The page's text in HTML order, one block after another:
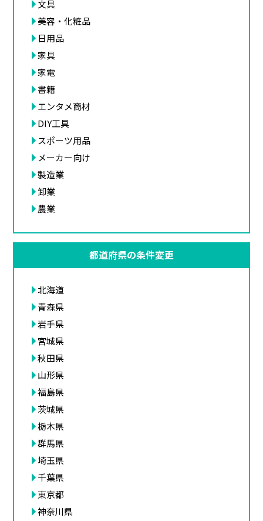
文具
美容・化粧品
日用品
家具
家電
書籍
エンタメ商材
DIY工具
スポーツ用品
メーカー向け
製造業
卸業
農業
都道府県の条件変更
北海道
青森県
岩手県
宮城県
秋田県
山形県
福島県
茨城県
栃木県
群馬県
埼玉県
千葉県
東京都
神奈川県